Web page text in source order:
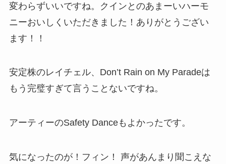
変わらずいいですね。クインとのあまーいハーモ
ニーおいしくいただきました！ありがとうござい
ます！！
安定株のレイチェル、Don’t Rain on My Paradeは
もう完璧すぎて言うことないですね。
アーティーのSafety Danceもよかったです。
気になったのが！フィン！ 声があんまり聞こえな